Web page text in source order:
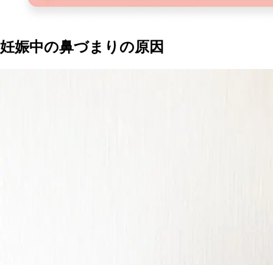
妊娠中の鼻づまりの原因